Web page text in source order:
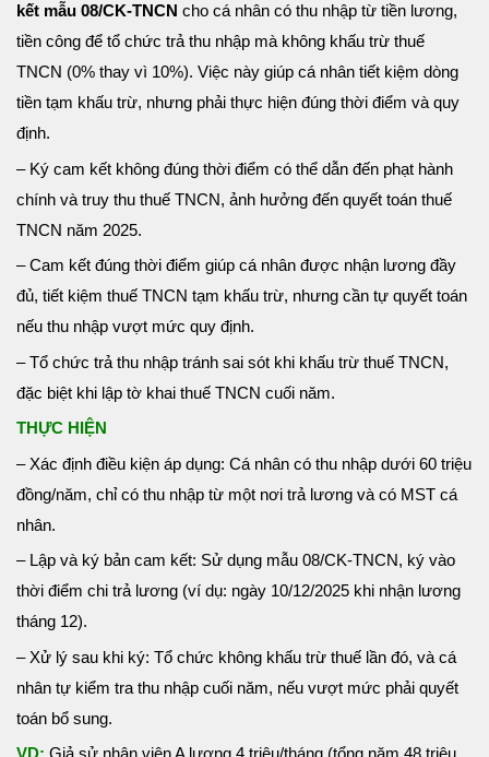
kết mẫu 08/CK-TNCN cho cá nhân có thu nhập từ tiền lương,
tiền công để tổ chức trả thu nhập mà không khấu trừ thuế
TNCN (0% thay vì 10%). Việc này giúp cá nhân tiết kiệm dòng
tiền tạm khấu trừ, nhưng phải thực hiện đúng thời điểm và quy
định.
– Ký cam kết không đúng thời điểm có thể dẫn đến phạt hành
chính và truy thu thuế TNCN, ảnh hưởng đến quyết toán thuế
TNCN năm 2025.
– Cam kết đúng thời điểm giúp cá nhân được nhận lương đầy
đủ, tiết kiệm thuế TNCN tạm khấu trừ, nhưng cần tự quyết toán
nếu thu nhập vượt mức quy định.
– Tổ chức trả thu nhập tránh sai sót khi khấu trừ thuế TNCN,
đặc biệt khi lập tờ khai thuế TNCN cuối năm.
THỰC HIỆN
– Xác định điều kiện áp dụng: Cá nhân có thu nhập dưới 60 triệu
đồng/năm, chỉ có thu nhập từ một nơi trả lương và có MST cá
nhân.
– Lập và ký bản cam kết: Sử dụng mẫu 08/CK-TNCN, ký vào
thời điểm chi trả lương (ví dụ: ngày 10/12/2025 khi nhận lương
tháng 12).
– Xử lý sau khi ký: Tổ chức không khấu trừ thuế lần đó, và cá
nhân tự kiểm tra thu nhập cuối năm, nếu vượt mức phải quyết
toán bổ sung.